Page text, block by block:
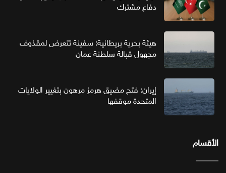
دفاع مشترك
هيئة بحرية بريطانية: سفينة تتعرض لمقذوف
مجهول قبالة سلطنة عمان
إيران: فتح مضيق هرمز مرهون بتغيير الولايات
المتحدة موقفها
الأقسام